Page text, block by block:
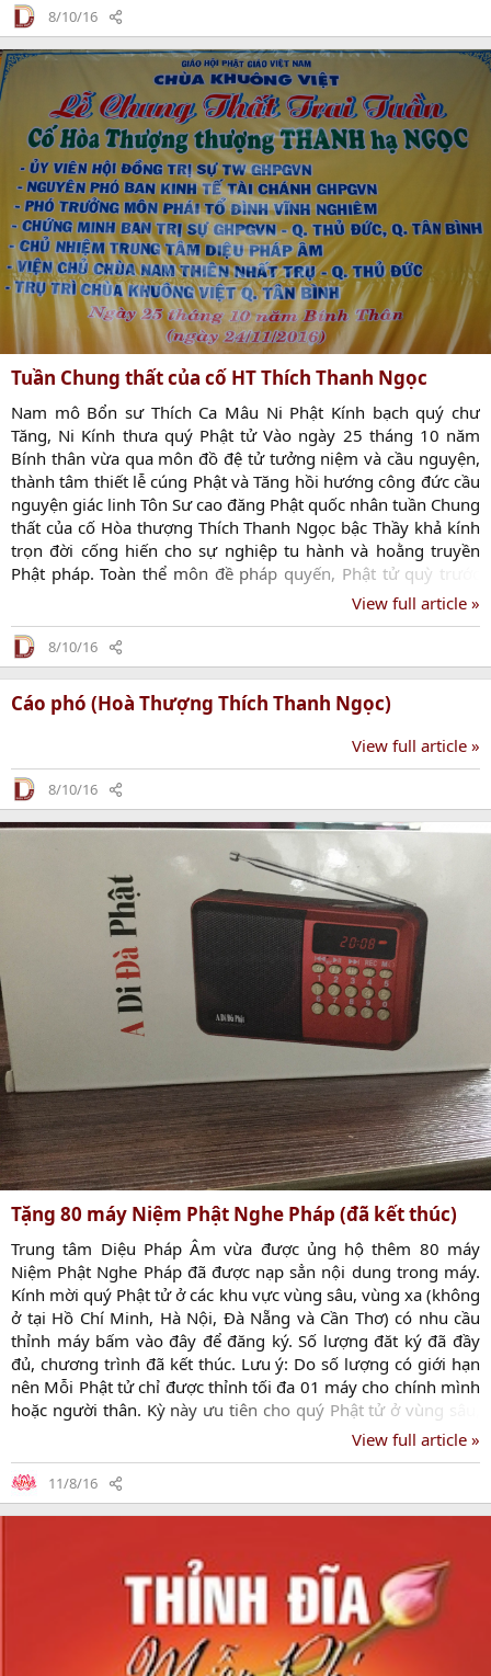
Phụ là cụ ông Nguyễn Văn Hữu, thân mẫu là cụ bà Nguyễn
Thị Nhâm (pháp danh Diệu Nhân). Nguyên quán của Hòa
thượng là Giao Thủy, Nam Định. Năm 1942, thân phụ Hòa
8/10/16
Tuần Chung thất của cố HT Thích Thanh Ngọc
Nam mô Bổn sư Thích Ca Mâu Ni Phật Kính bạch quý chư
Tăng, Ni Kính thưa quý Phật tử Vào ngày 25 tháng 10 năm
Bính thân vừa qua môn đồ đệ tử tưởng niệm và cầu nguyện,
thành tâm thiết lễ cúng Phật và Tăng hồi hướng công đức cầu
nguyện giác linh Tôn Sư cao đăng Phật quốc nhân tuần Chung
thất của cố Hòa thượng Thích Thanh Ngọc bậc Thầy khả kính
trọn đời cống hiến cho sự nghiệp tu hành và hoằng truyền
Phật pháp. Toàn thể môn đề pháp quyến, Phật tử quỳ trước
Tứ ân đường , cúi đầu đảnh lễ, nhất tâm cầu nguyện chư Phật,
tưởng niệm và cầu Giác linh cao đăng Phật quốc Môn đồ tứ
chúng tác bạch cúng dường trai tăng Chư Tôn Thiền đức từ bi
View full article »
8/10/16
Cáo phó (Hoà Thượng Thích Thanh Ngọc)
View full article »
8/10/16